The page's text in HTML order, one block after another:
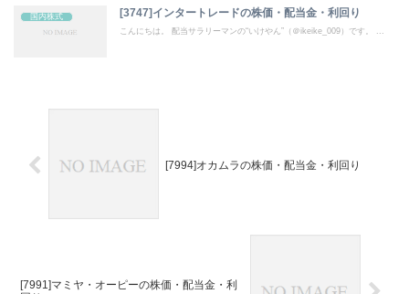
国内株式 [3747]インタートレードの株価・配当金・利回り
こんにちは。 配当サラリーマンの“いけやん”（＠ikeike_009）です。 ...
[7994]オカムラの株価・配当金・利回り
[7991]マミヤ・オーピーの株価・配当金・利